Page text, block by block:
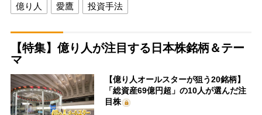
億り人 愛鷹 投資手法
【特集】億り人が注目する日本株銘柄＆テー
マ
【億り人オールスターが狙う20銘柄】
「総資産69億円超」の10人が選んだ注
目株